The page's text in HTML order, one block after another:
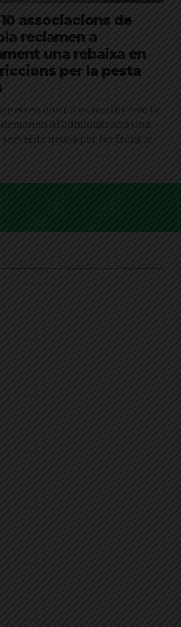
associacions de
reclamen a
una rebaixa en
per la pesta
que no es restringeixi la
a l'administració una
de neteja per fer front al